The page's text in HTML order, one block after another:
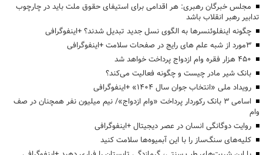
مجلس خبرگان رهبری: هر اقدامی برای استیفای حقوق ملت باید در چارچوب
تدابیر رهبر انقلاب باشد
چگونه اینفلوئنسرها به الگوی نسل جدید تبدیل شدند؟ +اینفوگرافی
3مورد از شبه علم های رایج در صفحات سلامت +اینفوگرافی
۴۵۰ هزار فقره وام ازدواج پرداخت خواهد شد
بانک شیر مادر چیست و چگونه فعالیت می‌کند؟
رویداد ملی «انتخاب جوان سال ۱۴۰۴» +اینفوگرافی
اسامی ۳ بانک رکوردار پرداخت «وام ازدواج»/ نیم میلیون نفر همچنان در صف
وام
روایت دوگانگی انسان در عصر دیجیتال +اینفوگرافی
کلیه‌های سنگ‌ساز را با این آبمیوه‌ها سلامت کنید